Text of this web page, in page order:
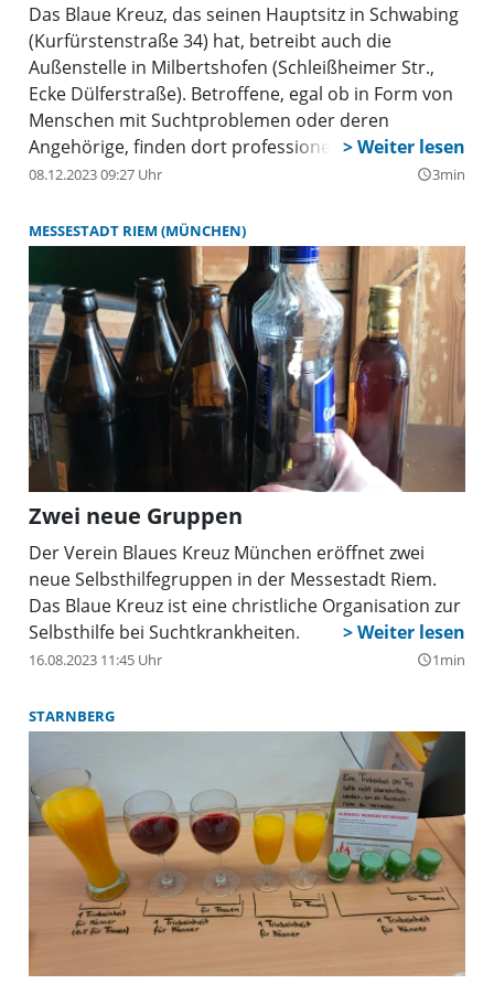
Das Blaue Kreuz, das seinen Hauptsitz in Schwabing
(Kurfürstenstraße 34) hat, betreibt auch die
Außenstelle in Milbertshofen (Schleißheimer Str.,
Ecke Dülferstraße). Betroffene, egal ob in Form von
Menschen mit Suchtproblemen oder deren
Angehörige, finden dort professionelle Hilfe und
Beratung.
08.12.2023 09:27 Uhr query_builder3min
MESSESTADT RIEM (MÜNCHEN)
Zwei neue Gruppen
Der Verein Blaues Kreuz München eröffnet zwei
neue Selbsthilfegruppen in der Messestadt Riem.
Das Blaue Kreuz ist eine christliche Organisation zur
Selbsthilfe bei Suchtkrankheiten.
16.08.2023 11:45 Uhr query_builder1min
STARNBERG